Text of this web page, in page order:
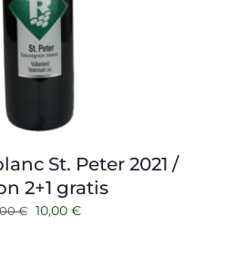
St. Peter 2021 /
2+1 gratis
€ Ursprünglicher
10,00 €Aktueller